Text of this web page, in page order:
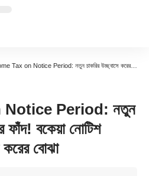
on Notice Period: নতুন চাকরির উচ্ছ্বাসে করের ফাঁদ! বকেয়া নোটিশ পিরিয়ড বাড়াবে দ্বিগুণ করের বোঝা
Period: নতুন
ফাঁদ! বকেয়া নোটিশ
করের বোঝা